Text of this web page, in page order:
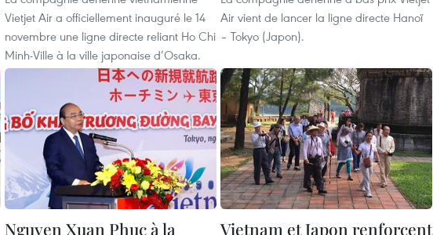
Vietjet Air a officiellement inauguré le 14
novembre une ligne directe reliant Ho Chi
Minh-Ville à la ville japonaise d’Osaka.
Air vient de lancer la ligne directe Hanoï
– Tokyo (Japon).
Nguyen Xuan Phuc à la Vietnam et Japon renforcent